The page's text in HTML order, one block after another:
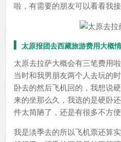
啦，有需要的朋友可以看看我接
太原报团去西藏旅游费用大概
太原去拉萨大概会有三笔费用
当时和我男朋友两个人去玩的
卧去的然后飞机回的，我想说
来的坐那么久，我选的是硬卧
件太简陋了，还是有很多不方便
我是淡季去的所以飞机票还算